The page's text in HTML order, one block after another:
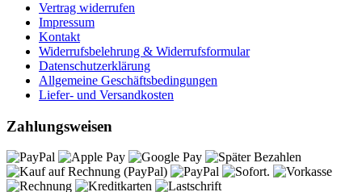
Vertrag widerrufen
Impressum
Kontakt
Widerrufsbelehrung & Widerrufsformular
Datenschutzerklärung
Allgemeine Geschäftsbedingungen
Liefer- und Versandkosten
Zahlungsweisen